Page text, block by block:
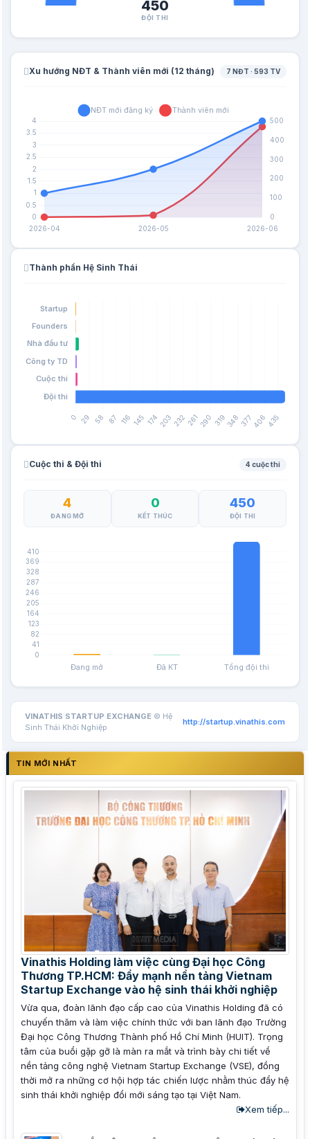
450
ĐỘI THI
Xu hướng NĐT & Thành viên mới (12 tháng) 7 NĐT · 593 TV
Thành phần Hệ Sinh Thái
Cuộc thi & Đội thi 4 cuộc thi
4
ĐANG MỞ
0
KẾT THÚC
450
ĐỘI THI
VINATHIS STARTUP EXCHANGE © Hệ
Sinh Thái Khởi Nghiệp
http://startup.vinathis.com
TIN MỚI NHẤT
Vinathis Holding làm việc cùng Đại học Công
Thương TP.HCM: Đẩy mạnh nền tảng Vietnam
Startup Exchange vào hệ sinh thái khởi nghiệp
Vừa qua, đoàn lãnh đạo cấp cao của Vinathis Holding đã có
chuyến thăm và làm việc chính thức với ban lãnh đạo Trường
Đại học Công Thương Thành phố Hồ Chí Minh (HUIT). Trọng
tâm của buổi gặp gỡ là màn ra mắt và trình bày chi tiết về
nền tảng công nghệ Vietnam Startup Exchange (VSE), đồng
thời mở ra những cơ hội hợp tác chiến lược nhằm thúc đẩy hệ
sinh thái khởi nghiệp đổi mới sáng tạo tại Việt Nam.
Xem tiếp...